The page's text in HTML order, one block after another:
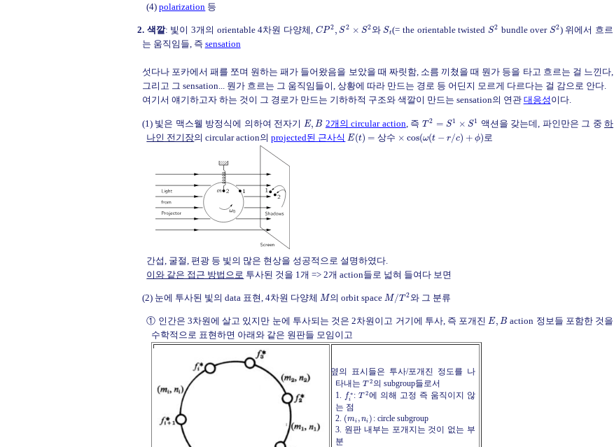
(4)polarization 등
2. 색깔: 빛이 3개의 orientable 4차원 다양체, CP2, S2 × S2와St(= the orientable twisted S2 bundle over S2) 위에서 흐르
는 움직임들, 즉 sensation
섯다나 포카에서 패를 쪼며 원하는 패가 들어왔음을 보았을 때 짜릿함, 소름 끼쳤을 때 뭔가 등을 타고 흐르는 걸 느낀다,
그리고 그 sensation... 뭔가 흐르는 그 움직임들이, 상황에 따라 만드는 경로 등 어딘지 모르게 다르다는 걸 감으로 안다.
여기서 얘기하고자 하는 것이 그 경로가 만드는 기하하적 구조와 색깔이 만드는 sensation의 연관 대응성 이다.
(1) 빛은 맥스웰 방정식에 의하여 전자기 E, B 2개의 circular action , 즉 T 2 = S1 × S1 액션을 갖는데, 파인만은 그 중하
나인 전기장의 circular action의projected된 근사식 E(t) = 상수 × cos(ω(t − r/c) + ϕ) 로
간섭, 굴절, 편광 등 빛의 많은 현상을 성공적으로 설명하였다.
이와 같은 접근 방법으로 투사된 것을 1개 => 2개 action들로 넓혀 들여다 보면
(2) 눈에 투사된 빛의 data 표현, 4차원 다양체 M의 orbit space M/T 2와 그 분류
① 인간은 3차원에 살고 있지만 눈에 투사되는 것은 2차원이고 거기에 투사, 즉 포개진E, B action 정보들 포함한 것을
수학적으로 표현하면 아래와 같은 원판들 모임이고
옆의 표시들은 투사/포개진 정도를 나
타내는 T 2 의 subgroup들로서
1. f ∗
i : T 2에 의해 고정 즉 움직이지 않
는 점
2. (mi , ni ) : circle subgroup
3. 원판 내부는 포개지는 것이 없는 부
분